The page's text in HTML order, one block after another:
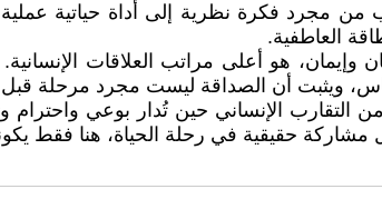
من مجرد فكرة نظرية إلى أداة حياتية
العاطفية.
وإيمان، هو أعلى مراتب العلاقات
ويثبت أن الصداقة ليست مجرد مرحلة
التقارب الإنساني حين تُدار بوعي
حقيقية في رحلة الحياة، هنا فقط